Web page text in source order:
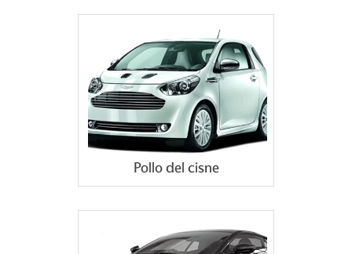
Pollo del cisne